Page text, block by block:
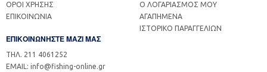
ΟΡΟΙ ΧΡΗΣΗΣ
ΕΠΙΚΟΙΝΩΝΙΑ
Ο ΛΟΓΑΡΙΑΣΜΟΣ ΜΟΥ
ΑΓΑΠΗΜΕΝΑ
ΙΣΤΟΡΙΚΟ ΠΑΡΑΓΓΕΛΙΩΝ
ΕΠΙΚΟΙΝΩΝΗΣΤΕ ΜΑΖΙ ΜΑΣ
ΤΗΛ. 211 4061252
EMAIL: info@fishing-online.gr